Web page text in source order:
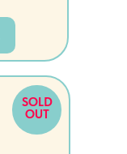
SOLD
OUT